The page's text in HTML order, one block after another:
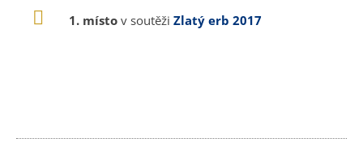
1. místo v soutěži Zlatý erb 2017